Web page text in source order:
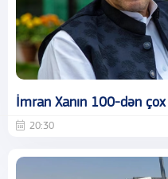
İmran Xanın 100-dən
20:30